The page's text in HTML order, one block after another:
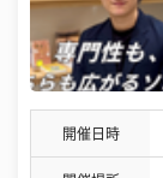
開催日時